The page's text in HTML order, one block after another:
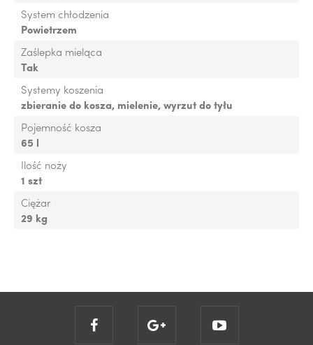
System chłodzenia
Powietrzem
Zaślepka mieląca
Tak
Systemy koszenia
zbieranie do kosza, mielenie, wyrzut do tyłu
Pojemność kosza
65 l
Ilość noży
1 szt
Ciężar
29 kg